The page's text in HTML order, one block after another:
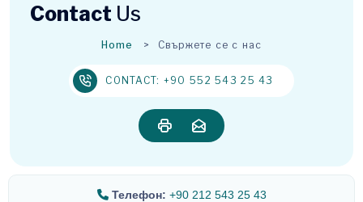
Contact Us
Home Свържете се с нас
CONTACT: +90 552 543 25 43
Телефон: +90 212 543 25 43